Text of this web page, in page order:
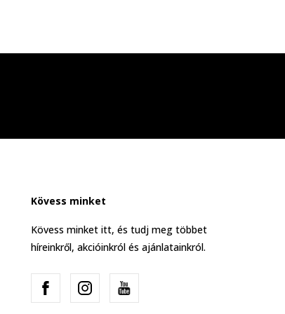
Kövess minket
Kövess minket itt, és tudj meg többet
híreinkről, akcióinkról és ajánlatainkról.